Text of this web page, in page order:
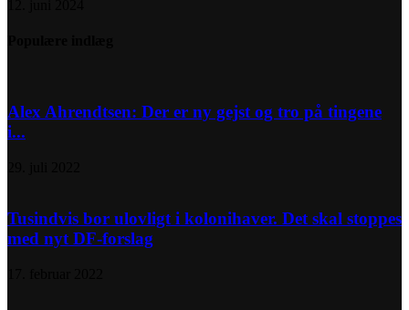
Alex Ahrendtsen: Der er ny gejst og tro på tingene
i...
Tusindvis bor ulovligt i kolonihaver. Det skal stoppes
med nyt DF-forslag